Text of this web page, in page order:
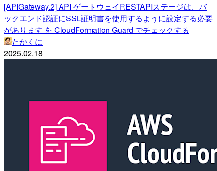
[APIGateway.2] API ゲートウェイRESTAPIステージは、バ
ックエンド認証にSSL証明書を使用するように設定する必要
があります を CloudFormation Guard でチェックする
たかくに
2025.02.18